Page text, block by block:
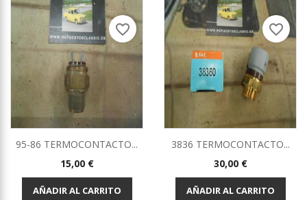
95-86 TERMOCONTACTO...
Precio
15,00 €
AÑADIR AL CARRITO
favorite_border
3836 TERMOCONTACTO...
Precio
30,00 €
AÑADIR AL CARRITO
favorite_border